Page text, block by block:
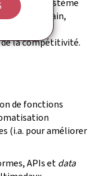
: un écosystème
souverain,
de la compétitivité.
de fonctions
(i.a. pour améliorer
APIs etdata